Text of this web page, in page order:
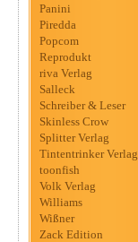
Panini
Piredda
Popcom
Reprodukt
riva Verlag
Salleck
Schreiber & Leser
Skinless Crow
Splitter Verlag
Tintentrinker Verlag
toonfish
Volk Verlag
Williams
Wißner
Zack Edition